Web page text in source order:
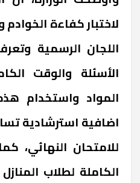
لاختبار كفاءة
اللجان الرسمية
الأسئلة والوقت
المواد واستخدام
اضافية استرشادية
للامتحان النهائي،
الكاملة لطلاب